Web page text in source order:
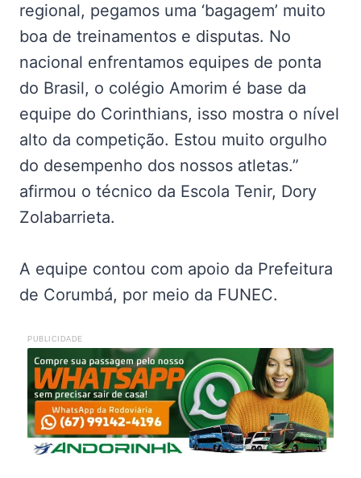
regional, pegamos uma ‘bagagem’ muito
boa de treinamentos e disputas. No
nacional enfrentamos equipes de ponta
do Brasil, o colégio Amorim é base da
equipe do Corinthians, isso mostra o nível
alto da competição. Estou muito orgulho
do desempenho dos nossos atletas.”
afirmou o técnico da Escola Tenir, Dory
Zolabarrieta.
A equipe contou com apoio da Prefeitura
de Corumbá, por meio da FUNEC.
PUBLICIDADE